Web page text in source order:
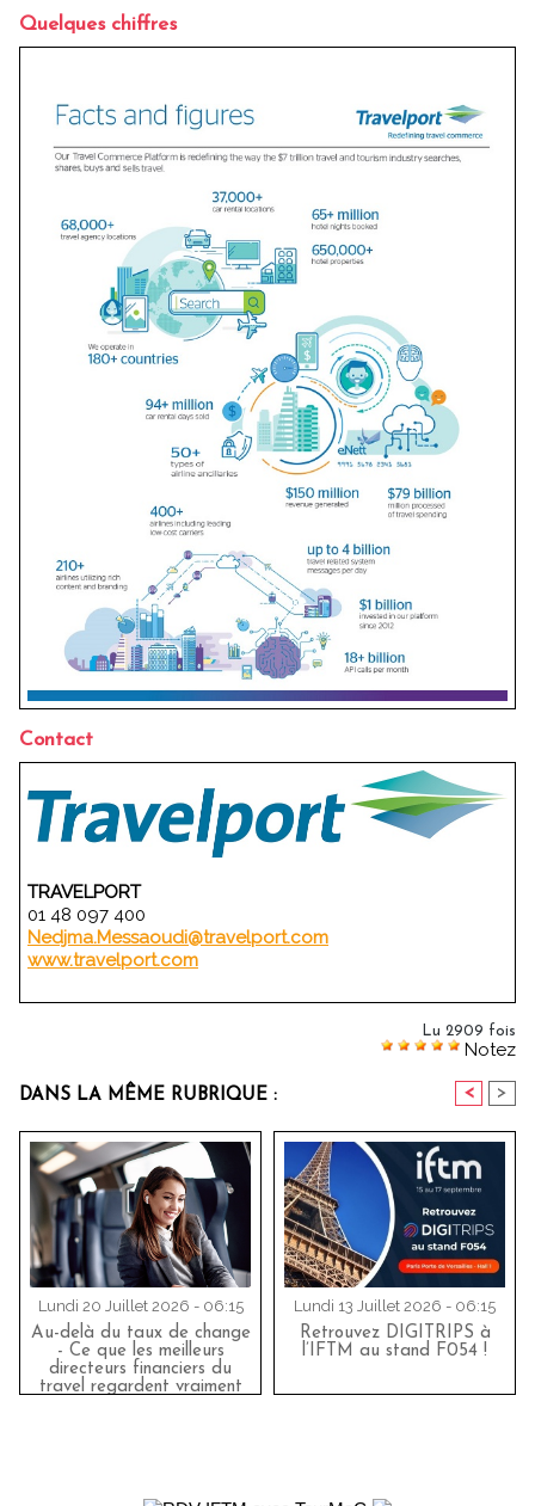
Quelques chiffres
Contact
TRAVELPORT
01 48 097 400
Nedjma.Messaoudi@travelport.com
www.travelport.com
Lu 2909 fois
Notez
DANS LA MÊME RUBRIQUE : < >
Lundi 20 Juillet 2026 - 06:15
Au-delà du taux de change
- Ce que les meilleurs
directeurs financiers du
travel regardent vraiment
Lundi 13 Juillet 2026 - 06:15
Retrouvez DIGITRIPS à
l’IFTM au stand F054 !